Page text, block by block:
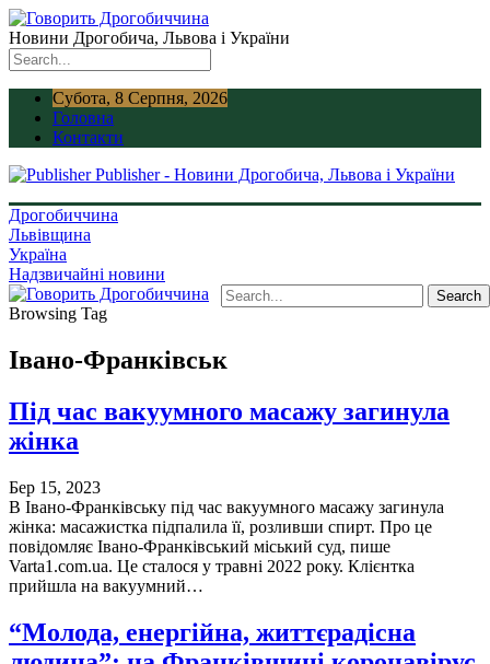
Новини Дрогобича, Львова і України
Субота, 8 Серпня, 2026
Головна
Контакти
Publisher - Новини Дрогобича, Львова і України
Дрогобиччина
Львівщина
Україна
Надзвичайні новини
Browsing Tag
Івано-Франківськ
Під час вакуумного масажу загинула
жінка
Бер 15, 2023
В Івано-Франківську під час вакуумного масажу загинула
жінка: масажистка підпалила її, розливши спирт. Про це
повідомляє Івано-Франківський міський суд, пише
Varta1.com.ua. Це сталося у травні 2022 року. Клієнтка
прийшла на вакуумний…
“Молода, енергійна, життєрадісна